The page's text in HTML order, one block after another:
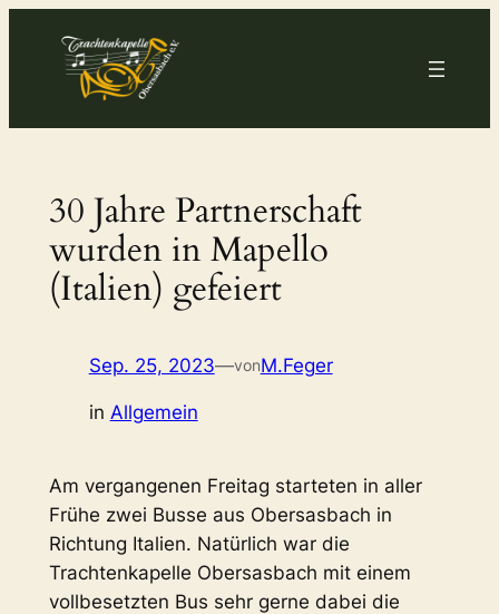
springen
30 Jahre Partnerschaft
wurden in Mapello
(Italien) gefeiert
Sep. 25, 2023—vonM.Feger
in Allgemein
Am vergangenen Freitag starteten in aller
Frühe zwei Busse aus Obersasbach in
Richtung Italien. Natürlich war die
Trachtenkapelle Obersasbach mit einem
vollbesetzten Bus sehr gerne dabei die